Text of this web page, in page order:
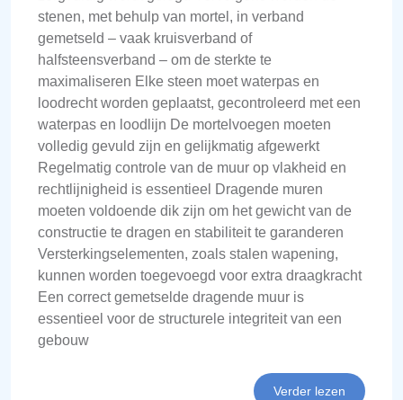
stenen, met behulp van mortel, in verband
gemetseld – vaak kruisverband of
halfsteensverband – om de sterkte te
maximaliseren Elke steen moet waterpas en
loodrecht worden geplaatst, gecontroleerd met een
waterpas en loodlijn De mortelvoegen moeten
volledig gevuld zijn en gelijkmatig afgewerkt
Regelmatig controle van de muur op vlakheid en
rechtlijnigheid is essentieel Dragende muren
moeten voldoende dik zijn om het gewicht van de
constructie te dragen en stabiliteit te garanderen
Versterkingselementen, zoals stalen wapening,
kunnen worden toegevoegd voor extra draagkracht
Een correct gemetselde dragende muur is
essentieel voor de structurele integriteit van een
gebouw
Verder lezen